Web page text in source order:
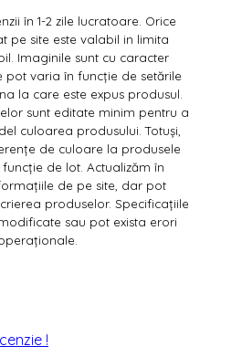
în 1-2 zile lucratoare. Orice
pe site este valabil in limita
Imaginile sunt cu caracter
pot varia în funcție de setările
la care este expus produsul.
sunt editate minim pentru a
culoarea produsului. Totuși,
de culoare la produsele
de lot. Actualizăm în
de pe site, dar pot
produselor. Specificațiile
sau pot exista erori
!